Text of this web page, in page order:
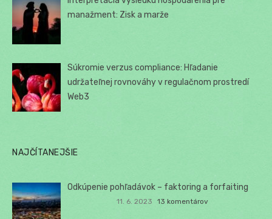
manažment: Zisk a marže
Súkromie verzus compliance: Hľadanie
udržateľnej rovnováhy v regulačnom prostredí
Web3
NAJČÍTANEJŠIE
Odkúpenie pohľadávok – faktoring a forfaiting
11. 6. 2023 13 komentárov